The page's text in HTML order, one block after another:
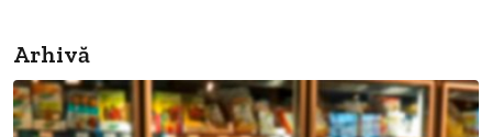
Arhivă